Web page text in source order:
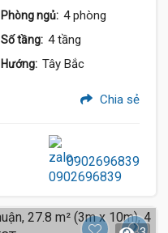
Phòng ngủ: 4 phòng
Số tầng: 4 tầng
Hướng: Tây Bắc
Chia sẻ
0902696839